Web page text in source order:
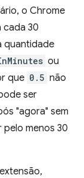
o Chrome
cada 30
quantidade
ou
que 0.5 não
ser
"agora" sem
pelo menos 30